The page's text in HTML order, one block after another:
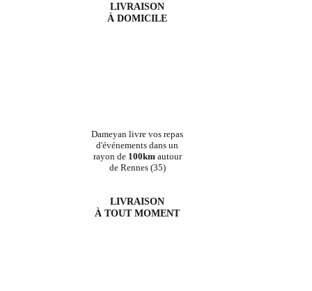
LIVRAISON
À DOMICILE
Dameyan livre vos repas
d'événements dans un
rayon de 100km autour
de Rennes (35)
LIVRAISON
À TOUT MOMENT